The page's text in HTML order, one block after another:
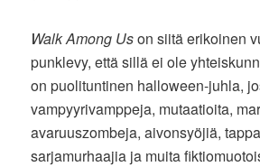
Walk Among Uson siitä erikoinen
punklevy, että sillä ei ole
on puolituntinen halloween-juhla,
vampyyrivamppeja, mutaatioita,
avaruuszombeja, aivonsyöjiä,
sarjamurhaajia ja muita